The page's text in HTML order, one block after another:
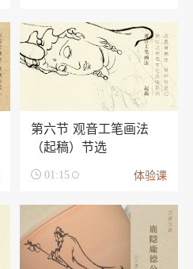
第六节 观音工笔画法
（起稿）节选
 01:15 体验课